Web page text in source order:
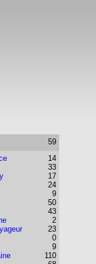
59
14
33
17
24
9
50
43
2
23
0
9
110